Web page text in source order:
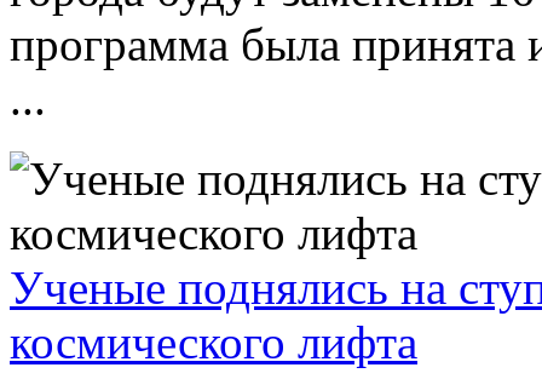
программа была принята
...
Ученые поднялись на
космического лифта